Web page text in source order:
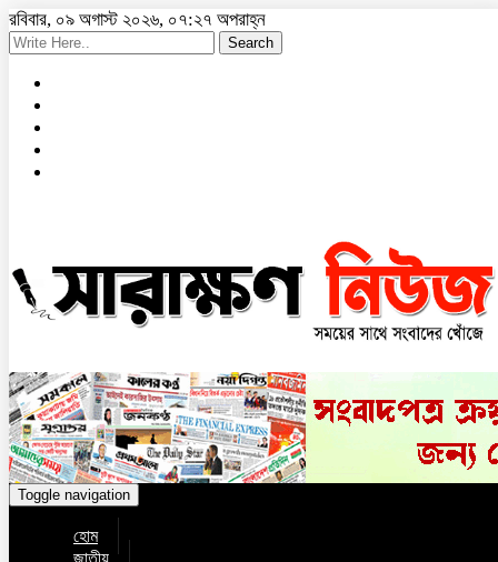
রবিবার, ০৯ অগাস্ট ২০২৬, ০৭:২৭ অপরাহ্ন
Search
Toggle navigation
হোম
জাতীয়